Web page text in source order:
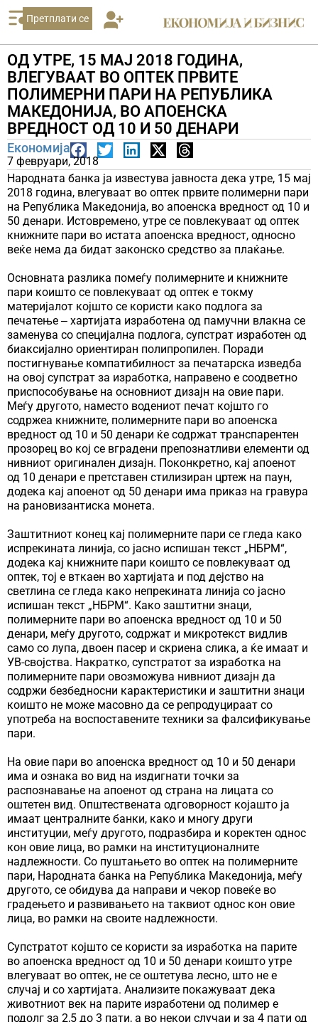
Претплати се
ОД УТРЕ, 15 МАЈ 2018 ГОДИНА,
ВЛЕГУВААТ ВО ОПТЕК ПРВИТЕ
ПОЛИМЕРНИ ПАРИ НА РЕПУБЛИКА
МАКЕДОНИЈА, ВО АПОЕНСКА
ВРЕДНОСТ ОД 10 И 50 ДЕНАРИ
Економија
7 февруари, 2018
Народната банка ја известува јавноста дека утре, 15 мај
2018 година, влегуваат во оптек првите полимерни пари
на Република Македонија, во апоенска вредност од 10 и
50 денари. Истовремено, утре се повлекуваат од оптек
книжните пари во истата апоенска вредност, односно
веќе нема да бидат законско средство за плаќање.
Основната разлика помеѓу полимерните и книжните
пари коишто се повлекуваат од оптек е токму
материјалот којшто се користи како подлога за
печатење ‒ хартијата изработена од памучни влакна се
заменува со специјална подлога, супстрат изработен од
биаксијално ориентиран полипропилен. Поради
постигнување компатибилност за печатарска изведба
на овој супстрат за изработка, направено е соодветно
приспособување на основниот дизајн на овие пари.
Меѓу другото, наместо водениот печат којшто го
содржеа книжните, полимерните пари во апоенска
вредност од 10 и 50 денари ќе содржат транспарентен
прозорец во кој се вградени препознатливи елементи од
нивниот оригинален дизајн. Поконкретно, кај апоенот
од 10 денари е претставен стилизиран цртеж на паун,
додека кај апоенот од 50 денари има приказ на гравура
на рановизантиска монета.
Заштитниот конец кај полимерните пари се гледа како
испрекината линија, со јасно испишан текст „НБРМ“,
додека кај книжните пари коишто се повлекуваат од
оптек, тој е вткаен во хартијата и под дејство на
светлина се гледа како непрекината линија со јасно
испишан текст „НБРМ“. Како заштитни знаци,
полимерните пари во апоенска вредност од 10 и 50
денари, меѓу другото, содржат и микротекст видлив
само со лупа, двоен пасер и скриена слика, а ќе имаат и
УВ-својства. Накратко, супстратот за изработка на
полимерните пари овозможува нивниот дизајн да
содржи безбедносни карактеристики и заштитни знаци
коишто не може масовно да се репродуцираат со
употреба на воспоставените техники за фалсификување
пари.
На овие пари во апоенска вредност од 10 и 50 денари
има и ознака во вид на издигнати точки за
распознавање на апоенот од страна на лицата со
оштетен вид. Општествената одговорност којашто ја
имаат централните банки, како и многу други
институции, меѓу другото, подразбира и коректен однос
кон овие лица, во рамки на институционалните
надлежности. Со пуштањето во оптек на полимерните
пари, Народната банка на Република Македонија, меѓу
другото, се обидува да направи и чекор повеќе во
градењето и развивањето на таквиот однос кон овие
лица, во рамки на своите надлежности.
Супстратот којшто се користи за изработка на парите
во апоенска вредност од 10 и 50 денари коишто утре
влегуваат во оптек, не се оштетува лесно, што не е
случај и со хартијата. Анализите покажуваат дека
животниот век на парите изработени од полимер е
подолг за 2,5 до 3 пати, а во некои случаи и за 4 пати од